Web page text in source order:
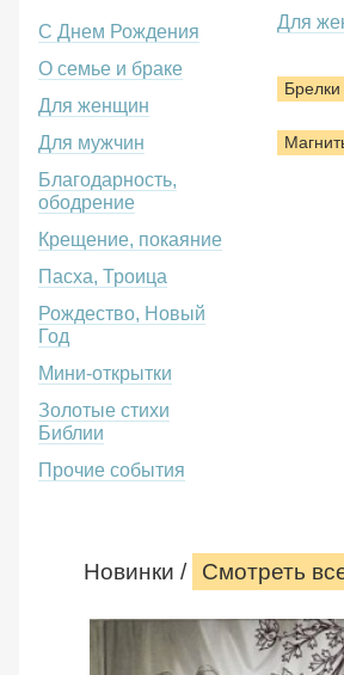
С Днем Рождения
О семье и браке
Для женщин
Для мужчин
Благодарность,
ободрение
Крещение, покаяние
Пасха, Троица
Рождество, Новый
Год
Мини-открытки
Золотые стихи
Библии
Прочие события
Для
Брелки
Новинки / Смотреть